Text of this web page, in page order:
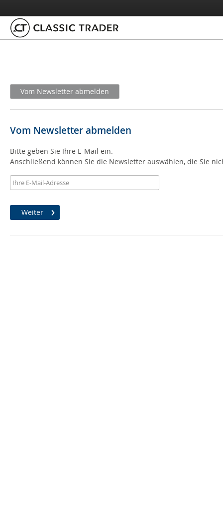
Vom Newsletter abmelden
Vom Newsletter abmelden
Bitte geben Sie Ihre E-Mail ein.
Anschließend können Sie die Newsletter auswählen, die Sie
Weiter